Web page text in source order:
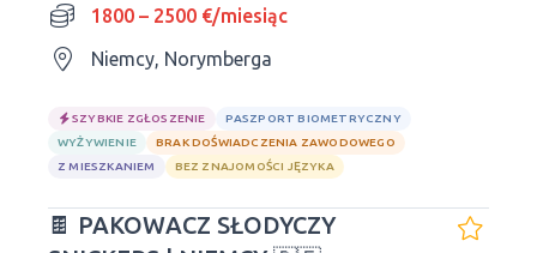
1800 – 2500 €/miesiąc
Niemcy, Norymberga
SZYBKIE ZGŁOSZENIE
PASZPORT BIOMETRYCZNY
WYŻYWIENIE
BRAK DOŚWIADCZENIA ZAWODOWEGO
Z MIESZKANIEM
BEZ ZNAJOMOŚCI JĘZYKA
🍫 PAKOWACZ SŁODYCZY